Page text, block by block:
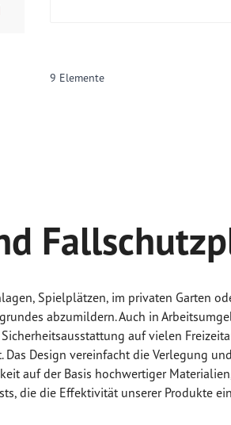
9 Elemente
Spielplätzen, im privaten Garten
abzumildern. Auch in
auf vielen
Design vereinfacht die Verlegung
auf der Basis hochwertiger
die die Effektivität unserer Produkte